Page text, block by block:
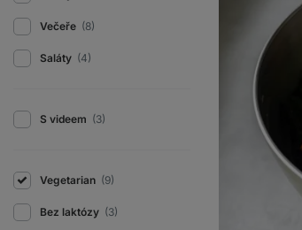
Večeře (8)
Saláty (4)
S videem (3)
Vegetarian (9)
Bez laktózy (3)